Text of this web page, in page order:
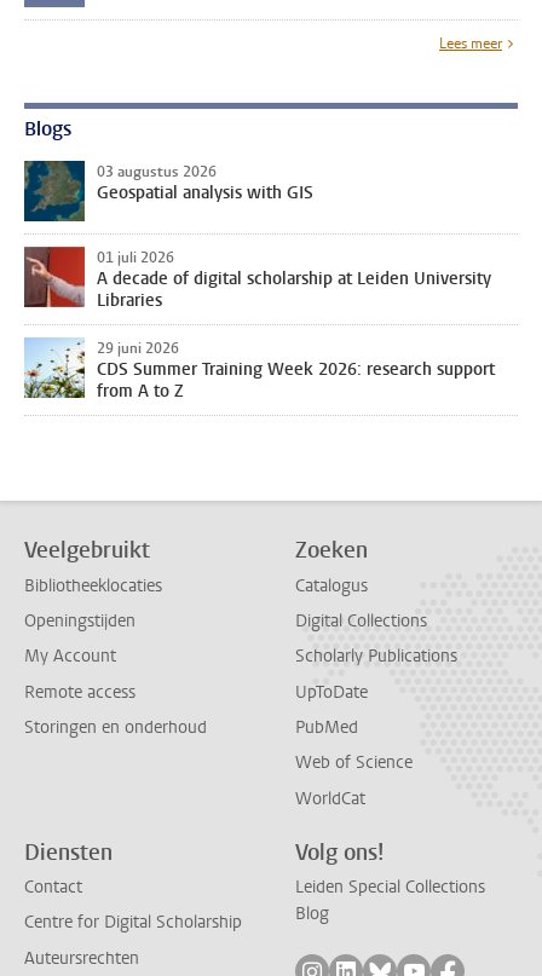
Lees meer
Blogs
03 augustus 2026
Geospatial analysis with GIS
01 juli 2026
A decade of digital scholarship at Leiden University
Libraries
29 juni 2026
CDS Summer Training Week 2026: research support
from A to Z
Veelgebruikt
Bibliotheeklocaties
Openingstijden
My Account
Remote access
Storingen en onderhoud
Zoeken
Catalogus
Digital Collections
Scholarly Publications
UpToDate
PubMed
Web of Science
WorldCat
Diensten
Contact
Centre for Digital Scholarship
Auteursrechten
Volg ons!
Leiden Special Collections
Blog
Volg ons op instagram
Volg ons op linkedin
Volg ons op
Volg ons op